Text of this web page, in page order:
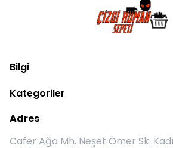
Bilgi
Kategoriler
Adres
Cafer Ağa Mh. Neşet Ömer Sk.